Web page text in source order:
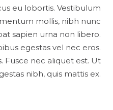
eu lobortis. Vestibulum
mollis, nibh nunc
sapien urna non libero.
egestas vel nec eros.
Fusce nec aliquet est. Ut
nibh, quis mattis ex.